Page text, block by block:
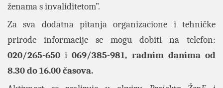
ženama s invaliditetom”.
Za sva dodatna pitanja organizacione i tehničke
prirode informacije se mogu dobiti na telefon:
020/265-650i069/385-981, radnim danima od
8.30 do 16.00 časova.